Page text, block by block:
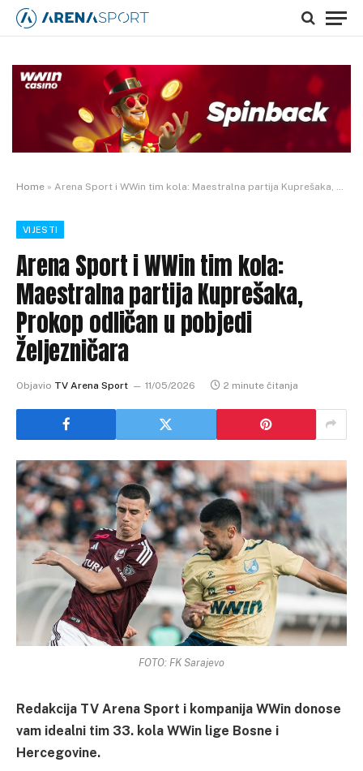
Home » Arena Sport i WWin tim kola: Maestralna partija Kuprešaka, Prokop odličan u pobjedi Željezničara
VIJESTI
Arena Sport i WWin tim kola:
Maestralna partija Kuprešaka,
Prokop odličan u pobjedi
Željezničara
Objavio TV Arena Sport 11/05/2026 2 minute čitanja
FOTO: FK Sarajevo
Redakcija TV Arena Sport i kompanija WWin donose
vam idealni tim 33. kola WWin lige Bosne i
Hercegovine.